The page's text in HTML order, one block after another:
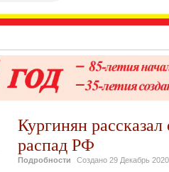
Кургинян
распад РФ
Подробности Создано 29 Декабрь 2020